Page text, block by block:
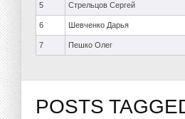
5 Стрельцов Сергей
6 Шевченко Дарья
7 Пешко Олег
POSTS